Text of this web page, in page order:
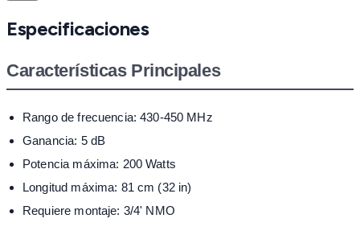
Especificaciones
Características Principales
Rango de frecuencia: 430-450 MHz
Ganancia: 5 dB
Potencia máxima: 200 Watts
Longitud máxima: 81 cm (32 in)
Requiere montaje: 3/4' NMO